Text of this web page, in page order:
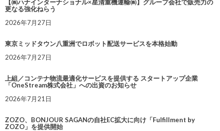
【㈱ハナインターナショナル×星清重機運輸㈱】グループ会社で販売力の
更なる強化ねらう
2026年7月27日
東京ミッドタウン八重洲でロボット配送サービスを本格始動
2026年7月27日
上組／コンテナ物流最適化サービスを提供する スタートアップ企業
「OneStream株式会社」への出資のお知らせ
2026年7月21日
ZOZO、BONJOUR SAGANの自社EC拡大に向け「Fulfillment by
ZOZO」を提供開始